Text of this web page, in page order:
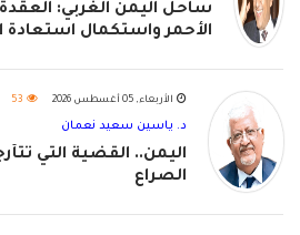
ساحل اليمن الغربي: العقدة
الأحمر واستكمال استعادة
الأربعاء, 05 أغسطس 2026 53
د. ياسين سعيد نعمان
اليمن.. القضية التي
الصراع